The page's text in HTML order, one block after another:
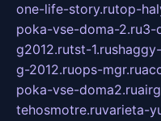
one-life-story.rutop-
poka-vse-doma-2.ru3-
g2012.rutst-1.ru
g-2012.ruops-mgr.ru
poka-vse-doma2.ru
tehosmotre.ruvarieta-